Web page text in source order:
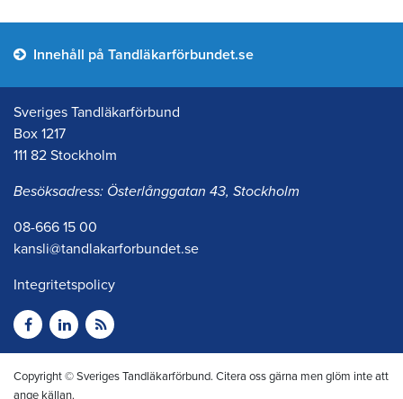
Innehåll på Tandläkarförbundet.se
Sveriges Tandläkarförbund
Box 1217
111 82 Stockholm
Besöksadress: Österlånggatan 43, Stockholm
08-666 15 00
kansli@tandlakarforbundet.se
Integritetspolicy
Copyright © Sveriges Tandläkarförbund. Citera oss gärna men glöm inte att
ange källan.